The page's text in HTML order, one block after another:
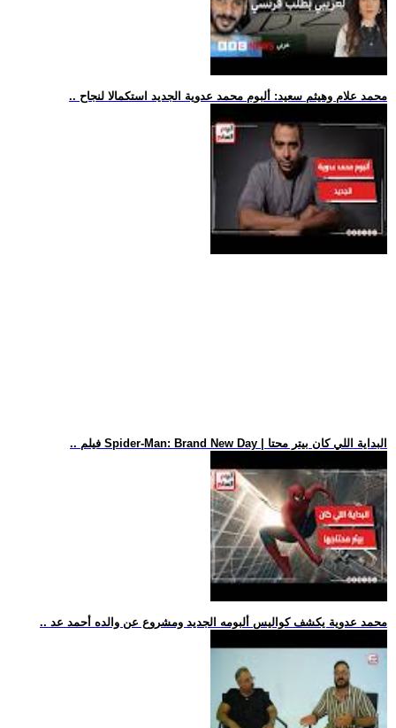
.. محمد علام وهيثم سعيد: ألبوم محمد عدوية الجديد استكمالا لنجاح
.. فيلم Spider-Man: Brand New Day | البداية اللي كان بيتر محتا
.. محمد عدوية يكشف كواليس ألبومه الجديد ومشروع عن والده أحمد عد